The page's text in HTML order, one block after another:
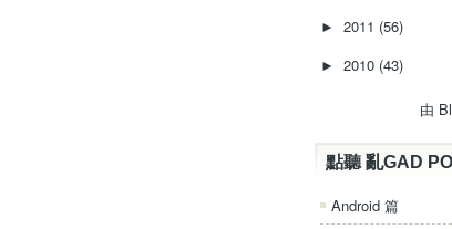
► 2011 (56)
► 2010 (43)
由
點聽 亂GAD
Android 篇